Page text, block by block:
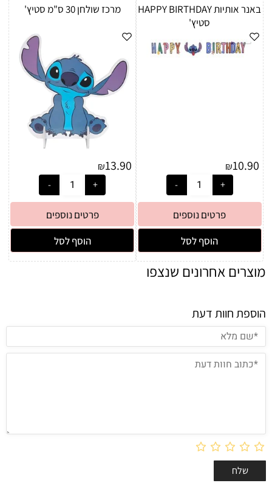
באנר אותיות HAPPY BIRTHDAY
סטיץ'
₪10.90
פרטים נוספים
הוסף לסל
מרכז שולחן 30 ס"מ סטיץ'
₪13.90
פרטים נוספים
הוסף לסל
מוצרים אחרונים שנצפו
הוספת חוות דעת